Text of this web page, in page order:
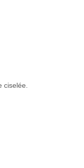
ciselée.